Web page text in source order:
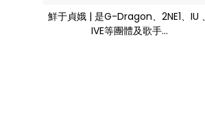
鮮于貞娥 | 是G-Dragon、2NE1、IU 、
IVE等團體及歌手...